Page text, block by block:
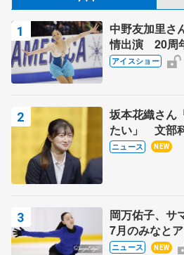
中野友加里さ
情出演 20周
ス」 宮本賢
アイスショー
坂本花織さん
たい」 文部
代表謝辞
ニュース NEW
岡万佑子、サ
7月のみなと
で
ニュース NEW